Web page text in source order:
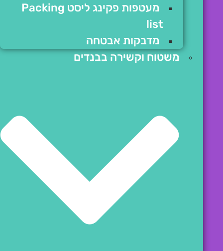
מעטפות פקינג ליסט Packing
list
מדבקות אבטחה
משטוח וקשירה בבנדים